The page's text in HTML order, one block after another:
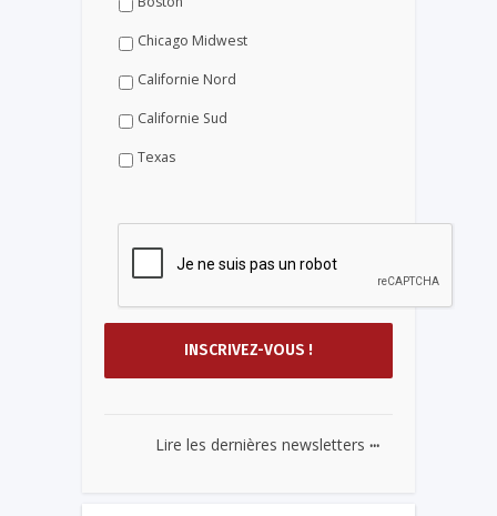
Chicago Midwest
Californie Nord
Californie Sud
Texas
Lire les dernières newsletters ...